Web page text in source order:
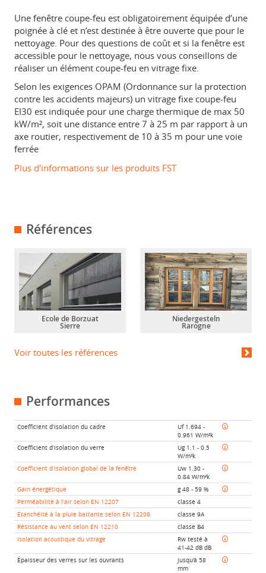
Une fenêtre coupe-feu est obligatoirement équipée d’une
poignée à clé et n’est destinée à être ouverte que pour le
nettoyage. Pour des questions de coût et si la fenêtre est
accessible pour le nettoyage, nous vous conseillons de
réaliser un élément coupe-feu en vitrage fixe.
Selon les exigences OPAM (Ordonnance sur la protection
contre les accidents majeurs) un vitrage fixe coupe-feu
EI30 est indiquée pour une charge thermique de max 50
kW/m², soit une distance entre 7 à 25 m par rapport à un
axe routier, respectivement de 10 à 35 m pour une voie
ferrée
Plus d'informations sur les produits FST
Références
Ecole de Borzuat
Sierre
Niedergesteln
Rarogne
Voir toutes les références
Performances
Coefficient d’isolation du cadre
Uf 1.694 -
0.961 W/m²k
Coefficient d’isolation du verre
Ug 1.1 - 0.5
W/m²k
Coefficient d’isolation global de la fenêtre
Uw 1.30 -
0.84 W/m²k
Gain énergétique
g 48 - 59 %
Perméabilité à l’air selon EN 12207
classe 4
Etanchéité à la pluie battante selon EN 12208
classe 9A
Résistance au vent selon EN 12210
classe B4
Isolation acoustique du vitrage
Rw testé à
41-42 dB dB
Épaisseur des verres sur les ouvrants
jusqu'à 58
mm